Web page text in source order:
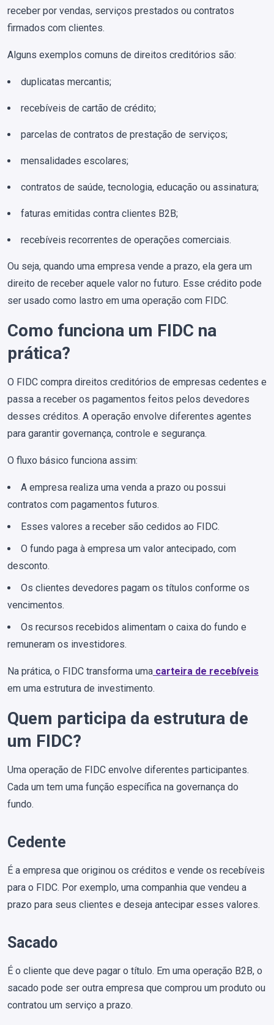
receber por vendas, serviços prestados ou contratos
firmados com clientes.
Alguns exemplos comuns de direitos creditórios são:
duplicatas mercantis;
recebíveis de cartão de crédito;
parcelas de contratos de prestação de serviços;
mensalidades escolares;
contratos de saúde, tecnologia, educação ou assinatura;
faturas emitidas contra clientes B2B;
recebíveis recorrentes de operações comerciais.
Ou seja, quando uma empresa vende a prazo, ela gera um
direito de receber aquele valor no futuro. Esse crédito pode
ser usado como lastro em uma operação com FIDC.
Como funciona um FIDC na
prática?
O FIDC compra direitos creditórios de empresas cedentes e
passa a receber os pagamentos feitos pelos devedores
desses créditos. A operação envolve diferentes agentes
para garantir governança, controle e segurança.
O fluxo básico funciona assim:
A empresa realiza uma venda a prazo ou possui
contratos com pagamentos futuros.
Esses valores a receber são cedidos ao FIDC.
O fundo paga à empresa um valor antecipado, com
desconto.
Os clientes devedores pagam os títulos conforme os
vencimentos.
Os recursos recebidos alimentam o caixa do fundo e
remuneram os investidores.
Na prática, o FIDC transforma uma carteira de recebíveis
em uma estrutura de investimento.
Quem participa da estrutura de
um FIDC?
Uma operação de FIDC envolve diferentes participantes.
Cada um tem uma função específica na governança do
fundo.
Cedente
É a empresa que originou os créditos e vende os recebíveis
para o FIDC. Por exemplo, uma companhia que vendeu a
prazo para seus clientes e deseja antecipar esses valores.
Sacado
É o cliente que deve pagar o título. Em uma operação B2B, o
sacado pode ser outra empresa que comprou um produto ou
contratou um serviço a prazo.